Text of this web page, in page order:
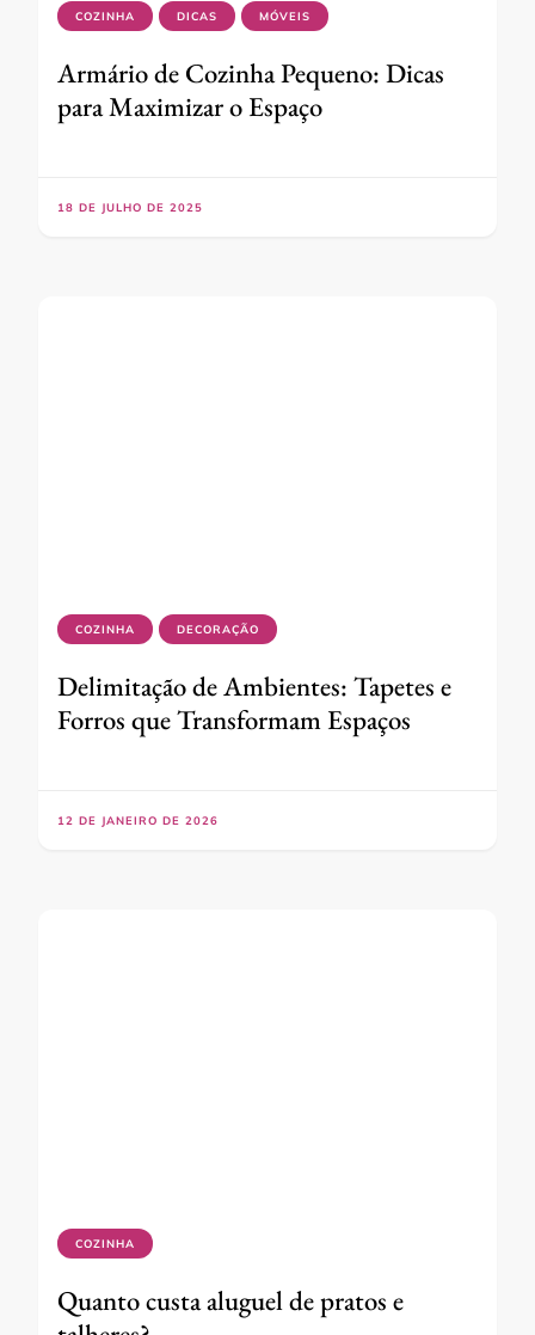
COZINHA DICAS MÓVEIS
Armário de Cozinha Pequeno: Dicas
para Maximizar o Espaço
18 DE JULHO DE 2025
COZINHA DECORAÇÃO
Delimitação de Ambientes: Tapetes e
Forros que Transformam Espaços
12 DE JANEIRO DE 2026
COZINHA
Quanto custa aluguel de pratos e